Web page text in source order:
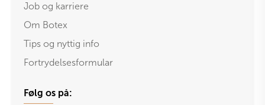
Job og karriere
Om Botex
Tips og nyttig info
Fortrydelsesformular
Følg os på: